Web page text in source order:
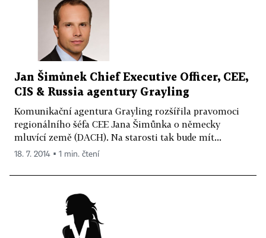
Jan Šimůnek Chief Executive Officer, CEE,
CIS & Russia agentury Grayling
Komunikační agentura Grayling rozšířila pravomoci
regionálního šéfa CEE Jana Šimůnka o německy
mluvící země (DACH). Na starosti tak bude mít...
18. 7. 2014 ▪ 1 min. čtení